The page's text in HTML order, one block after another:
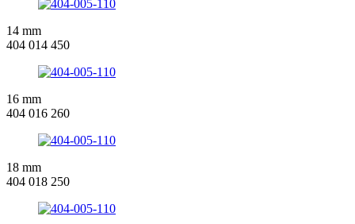
14 mm
404 014 450
16 mm
404 016 260
18 mm
404 018 250